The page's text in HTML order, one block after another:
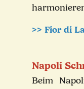
>> Fior di
Napoli
Beim